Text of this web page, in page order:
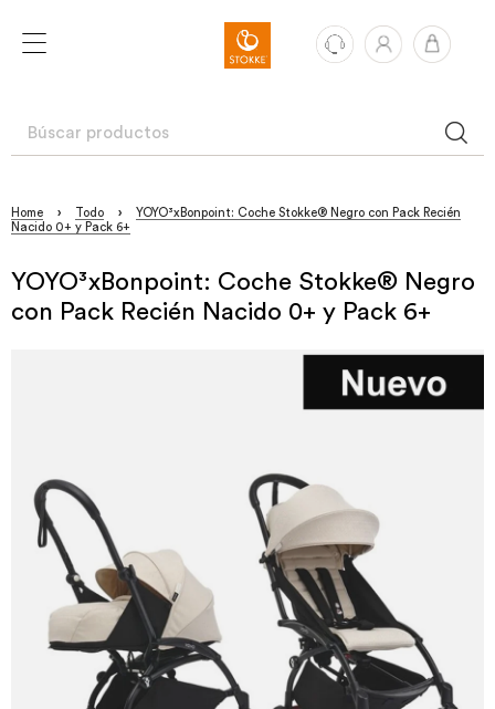
Home › Todo ›
YOYO³xBonpoint: Coche Stokke® Negro con Pack Recién
Nacido 0+ y Pack 6+
YOYO³xBonpoint: Coche Stokke® Negro
con Pack Recién Nacido 0+ y Pack 6+